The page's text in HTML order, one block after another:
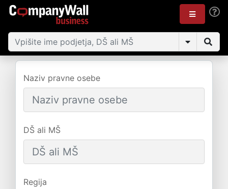
Naziv pravne osebe
DŠ ali MŠ
Regija